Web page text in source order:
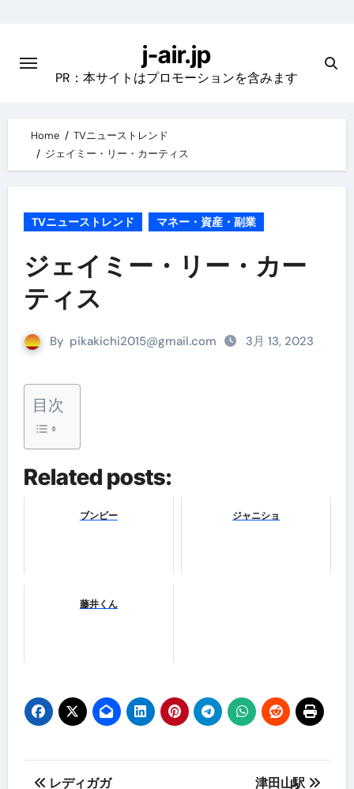
content
j-air.jp
PR：本サイトはプロモーションを含みます
Home
TVニューストレンド
ジェイミー・リー・カーティス
TVニューストレンド マネー・資産・副業
ジェイミー・リー・カー
ティス
By pikakichi2015@gmail.com 3月 13, 2023
目次
Related posts:
ブンビー ジャニショ
藤井くん
投 レディガガ 津田山駅